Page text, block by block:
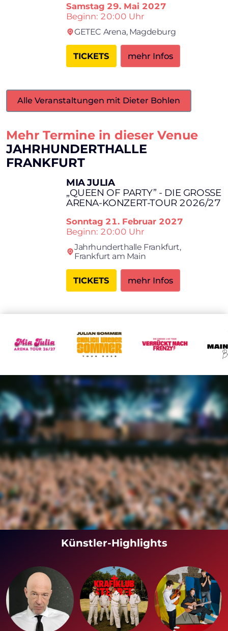
Samstag 29. Mai 2027
Beginn: 20:00 Uhr
GETEC Arena, Magdeburg
TICKETS mehr Infos
Alle Veranstaltungen mit Dieter Bohlen
Mehr Termine in dieser Venue
JAHRHUNDERTHALLE
FRANKFURT
MIA JULIA
„QUEEN OF PARTY” - DIE GROSSE A
RENA-KONZERT-TOUR 2026/27
Sonntag 21. Februar 2027
Beginn: 20:00 Uhr
Jahrhunderthalle Frankfurt,
Frankfurt am Main
TICKETS mehr Infos
Künstler-Highlights